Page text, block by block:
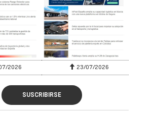
2026 23/07/2026
SUSCRIBIRSE